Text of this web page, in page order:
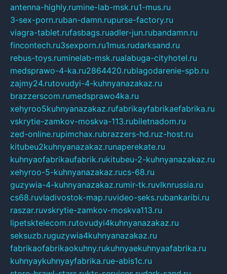
antenna-highly.rumine-lab-msk.ru1-mus.ru
3-sex-porn.ruban-damn.rupurse-factory.ru
viagra-tablet.rufasbags.ruadler-jun.rubandamn.ru
fincontech.ru3sexporn.ru1mus.rudarksand.ru
rebus-toys.ruminelab-msk.rualabuga-cityhotel.ru
medsprawo-4-ka.ru2864420.rublagodarenie-spb.ru
zajmy24.rutovudyi-4-kuhnyanazakaz.ru
brazzerscom.rumedsprawo4ka.ru
xehyroo5kuhnyanazakaz.rufabrikayfabrikaefabrika.ru
vskrytie-zamkov-moskva-113.rubiletnadom.ru
zed-online.rupimchax.rubrazzers-hd.ruz-host.ru
kitubeu2kuhnyanazakaz.runaperekate.ru
kuhnyaofabrikaufabrik.rukitubeu-2-kuhnyanazakaz.ru
xehyroo-5-kuhnyanazakaz.rucs-68.ru
guzywia-4-kuhnyanazakaz.rumir-tk.ruvlknrussia.ru
cs68.ruvladivostok-map.ruvideo-seks.rubankaribi.ru
raszar.ruvskrytie-zamkov-moskva113.ru
lipetsktelecom.rutovudyi4kuhnyanazakaz.ru
seksuzb.ruguzywia4kuhnyanazakaz.ru
fabrikaofabrikaokuhny.rukuhnyaekuhnyaafabrika.ru
kuhnyaykuhnyayfabrika.rue-abis1c.ru